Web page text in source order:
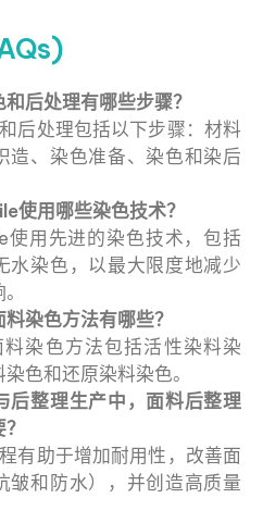
后处理有哪些步骤？
后处理包括以下步骤：材料
造、染色准备、染色和染后
使用哪些染色技术？
使用先进的染色技术，包括
水染色，以最大限度地减少
染色方法有哪些？
料染色方法包括活性染料染
色和还原染料染色。
后整理生产中，面料后整理
有助于增加耐用性，改善面
皱和防水），并创造高质量